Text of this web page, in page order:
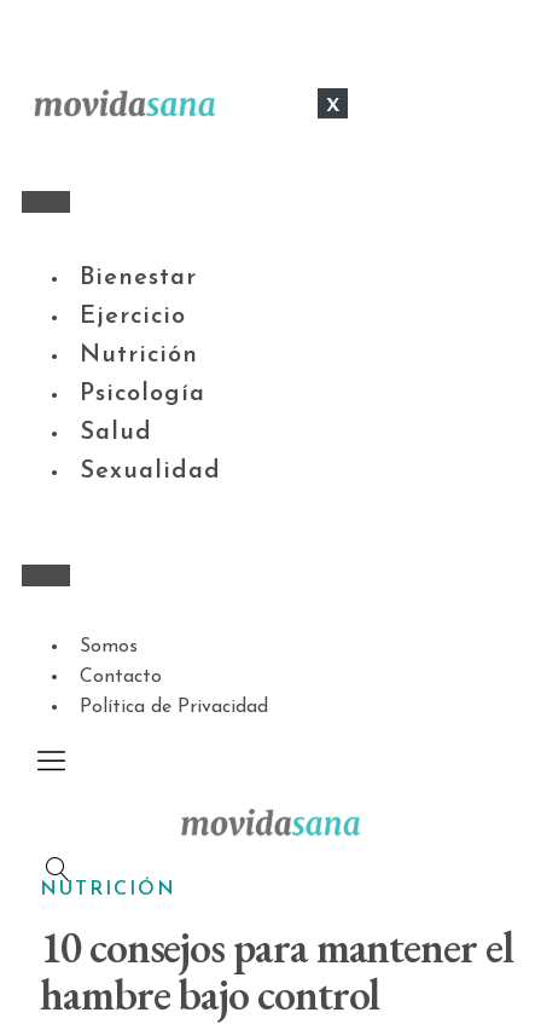
x
Bienestar
Ejercicio
Nutrición
Psicología
Salud
Sexualidad
Somos
Contacto
Política de Privacidad
NUTRICIÓN
10 consejos para mantener el
hambre bajo control